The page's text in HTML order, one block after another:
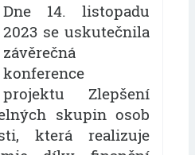
Dne 14. listopadu
2023 se uskutečnila
závěrečná
konference
projektu Zlepšení
skupin osob
která realizuje